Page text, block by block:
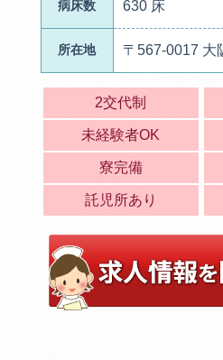
病床数 630 床
所在地 〒567-0017 大
2交代制
未経験者OK
寮完備
託児所あり